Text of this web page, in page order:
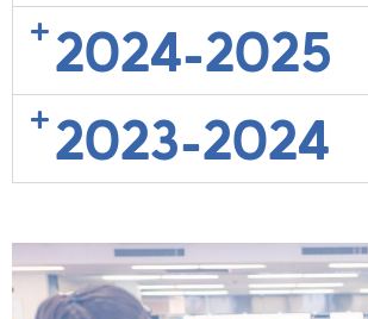
2024-2025
2023-2024